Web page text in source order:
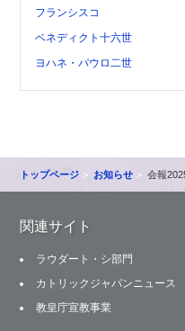
フランシスコ
ベネディクト十六世
ヨハネ・パウロ二世
トップページ お知らせ 会報
関連サイト
ラウダート・シ部門
カトリックジャパンニュース
教皇庁宣教事業